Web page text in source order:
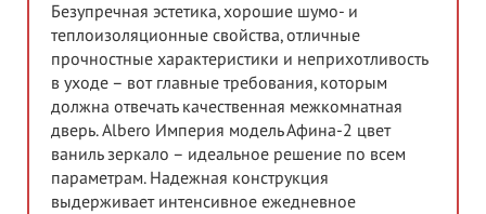
Безупречная эстетика, хорошие шумо- и
теплоизоляционные свойства, отличные
прочностные характеристики и неприхотливость
в уходе – вот главные требования, которым
должна отвечать качественная межкомнатная
дверь. Albero Империя модель Афина-2 цвет
ваниль зеркало – идеальное решение по всем
параметрам. Надежная конструкция
выдерживает интенсивное ежедневное